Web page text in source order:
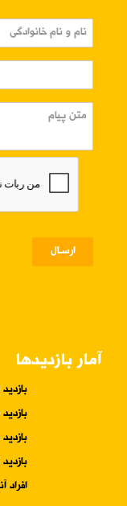
ارسـال
آمار بازدیدها
بازدید
افراد